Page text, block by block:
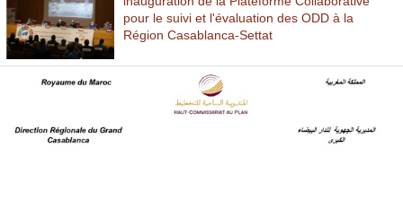
pour le suivi et l'évaluation des ODD à la
Région Casablanca-Settat